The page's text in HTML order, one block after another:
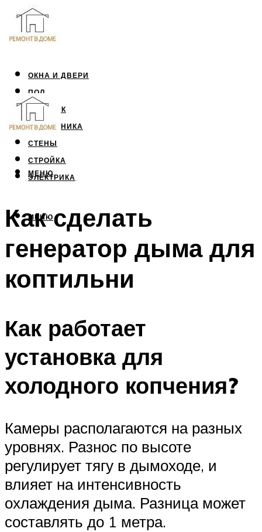
ОКНА И ДВЕРИ
ПОЛ
ПОТОЛОК
САНТЕХНИКА
СТЕНЫ
СТРОЙКА
ЭЛЕКТРИКА
МЕНЮ
МЕНЮ
Как сделать
генератор дыма для
коптильни
Как работает
установка для
холодного копчения?
Камеры располагаются на разных
уровнях. Разнос по высоте
регулирует тягу в дымоходе, и
влияет на интенсивность
охлаждения дыма. Разница может
составлять до 1 метра.